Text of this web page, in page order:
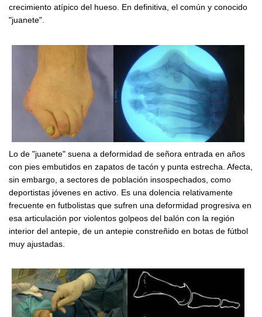
crecimiento atípico del hueso. En definitiva, el común y conocido
"juanete".
Lo de "juanete" suena a deformidad de señora entrada en años
con pies embutidos en zapatos de tacón y punta estrecha. Afecta,
sin embargo, a sectores de población insospechados, como
deportistas jóvenes en activo. Es una dolencia relativamente
frecuente en futbolistas que sufren una deformidad progresiva en
esa articulación por violentos golpeos del balón con la región
interior del antepie, de un antepie constreñido en botas de fútbol
muy ajustadas.